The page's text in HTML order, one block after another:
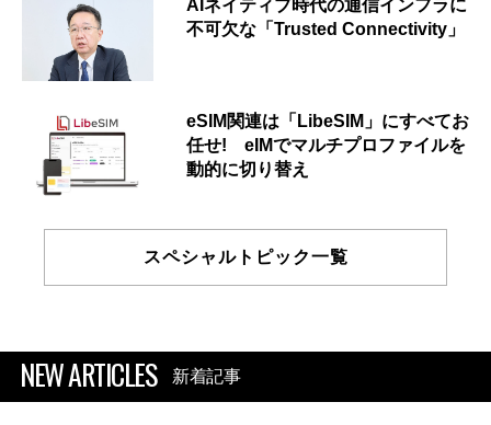
AIネイティブ時代の通信インフラに
不可欠な「Trusted Connectivity」
eSIM関連は「LibeSIM」にすべてお
任せ! eIMでマルチプロファイルを
動的に切り替え
スペシャルトピック一覧
NEW ARTICLES 新着記事